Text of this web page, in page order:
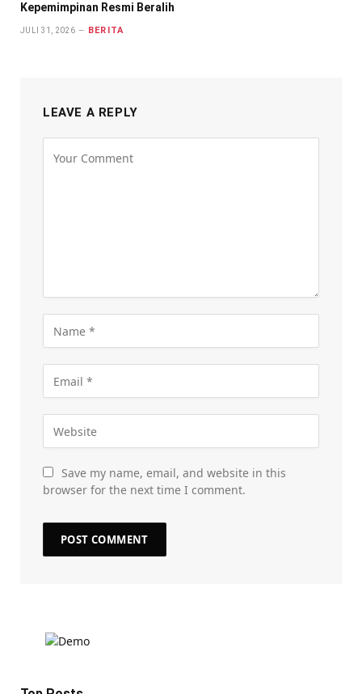
Kepemimpinan Resmi Beralih
JULI 31, 2026 BERITA
LEAVE A REPLY
Save my name, email, and website in this
browser for the next time I comment.